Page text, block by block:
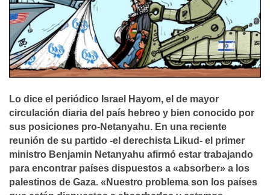
Lo dice el periódico Israel Hayom, el de mayor
circulación diaria del país hebreo y bien conocido por
sus posiciones pro-Netanyahu. En una reciente
reunión de su partido -el derechista Likud- el primer
ministro Benjamin Netanyahu afirmó estar trabajando
para encontrar países dispuestos a «absorber» a los
palestinos de Gaza. «Nuestro problema son los países